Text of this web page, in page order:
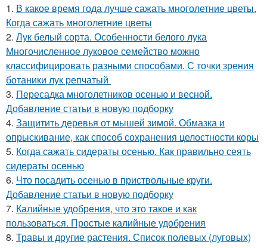
1. В какое время года лучше сажать многолетние цветы.
Когда сажать многолетние цветы
2. Лук белый сорта. Особенности белого лука
Многочисленное луковое семейство можно
классифицировать разными способами. С точки зрения
ботаники лук репчатый
3. Пересадка многолетников осенью и весной.
Добавление статьи в новую подборку
4. Защитить деревья от мышей зимой. Обмазка и
опрыскивание, как способ сохранения целостности коры
5. Когда сажать сидераты осенью. Как правильно сеять
сидераты осенью
6. Что посадить осенью в приствольные круги.
Добавление статьи в новую подборку
7. Калийные удобрения, что это такое и как
пользоваться. Простые калийные удобрения
8. Травы и другие растения. Список полевых (луговых)